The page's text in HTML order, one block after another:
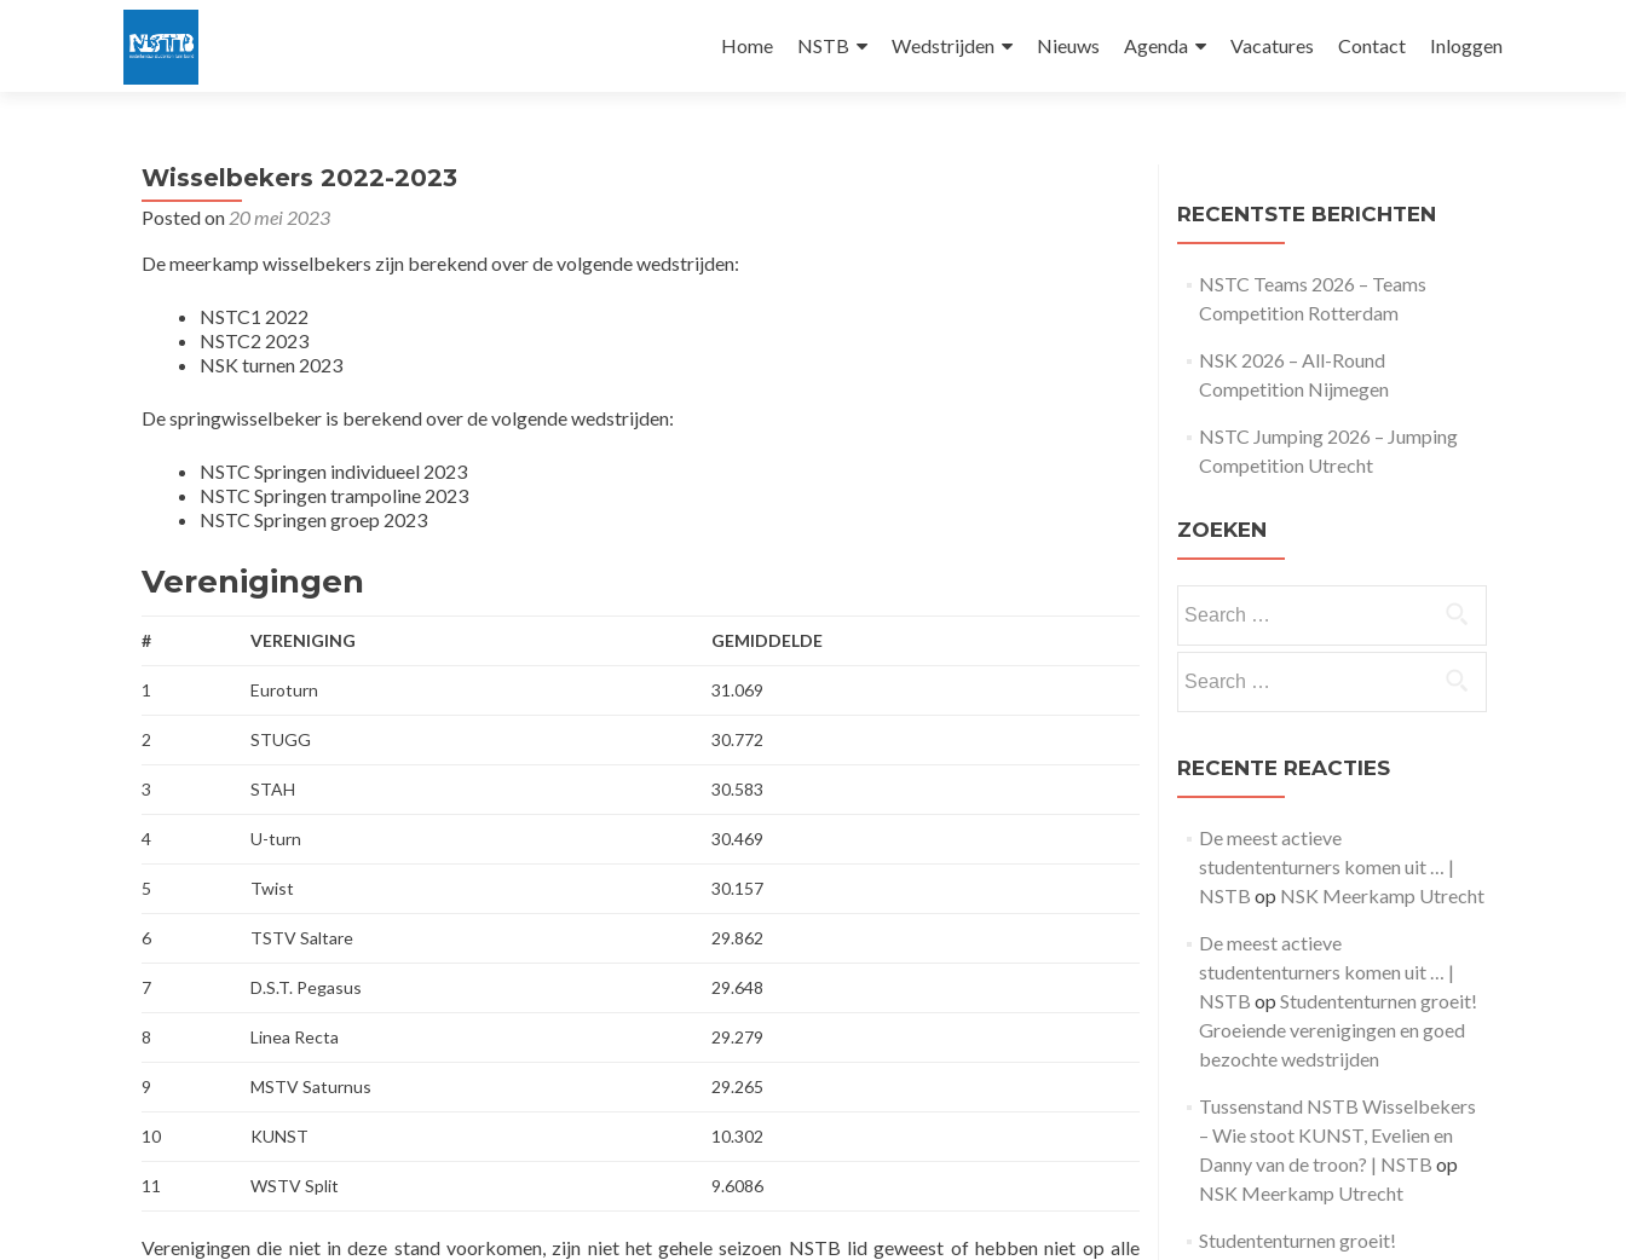
to
Home NSTB Wedstrijden Nieuws Agenda Vacatures Contact Inloggen
Wisselbekers 2022-2023
Posted on 20 mei 2023
De meerkamp wisselbekers zijn berekend over de volgende wedstrijden:
NSTC1 2022
NSTC2 2023
NSK turnen 2023
De springwisselbeker is berekend over de volgende wedstrijden:
NSTC Springen individueel 2023
NSTC Springen trampoline 2023
NSTC Springen groep 2023
Verenigingen
# VERENIGING GEMIDDELDE
1 Euroturn 31.069
2 STUGG 30.772
3 STAH 30.583
4 U-turn 30.469
5 Twist 30.157
6 TSTV Saltare 29.862
7 D.S.T. Pegasus 29.648
8 Linea Recta 29.279
9 MSTV Saturnus 29.265
10 KUNST 10.302
11 WSTV Split 9.6086
Verenigingen die niet in deze stand voorkomen, zijn niet het gehele seizoen NSTB lid geweest of hebben niet op alle
RECENTSTE BERICHTEN
NSTC Teams 2026 – Teams
Competition Rotterdam
NSK 2026 – All-Round
Competition Nijmegen
NSTC Jumping 2026 – Jumping
Competition Utrecht
ZOEKEN
for:
for:
RECENTE REACTIES
De meest actieve
studententurners komen uit … |
NSTB op NSK Meerkamp Utrecht
De meest actieve
studententurners komen uit … |
NSTB op Studententurnen groeit!
Groeiende verenigingen en goed
bezochte wedstrijden
Tussenstand NSTB Wisselbekers
– Wie stoot KUNST, Evelien en
Danny van de troon? | NSTB op
NSK Meerkamp Utrecht
Studententurnen groeit!